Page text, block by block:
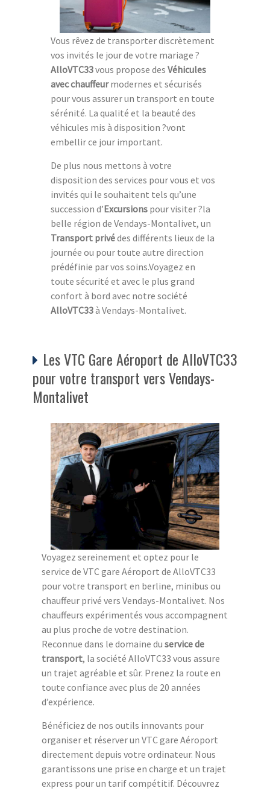
Vous rêvez de transporter discrètement
vos invités le jour de votre mariage ?
AlloVTC33vous propose des Véhicules
avec chauffeurmodernes et sécurisés
pour vous assurer un transport en toute
sérénité. La qualité et la beauté des
véhicules mis à disposition ?vont
embellir ce jour important.
De plus nous mettons à votre
disposition des services pour vous et vos
invités qui le souhaitent tels qu’une
succession d’Excursions pour visiter ?la
belle région de Vendays-Montalivet, un
Transport privédes différents lieux de la
journée ou pour toute autre direction
prédéfinie par vos soins.Voyagez en
toute sécurité et avec le plus grand
confort à bord avec notre société
AlloVTC33à Vendays-Montalivet.
Les VTC Gare Aéroport de AlloVTC33
pour votre transport vers Vendays-
Montalivet
Voyagez sereinement et optez pour le
service de VTC gare Aéroport de AlloVTC33
pour votre transport en berline, minibus ou
chauffeur privé vers Vendays-Montalivet. Nos
chauffeurs expérimentés vous accompagnent
au plus proche de votre destination.
Reconnue dans le domaine du service de
transport, la société AlloVTC33 vous assure
un trajet agréable et sûr. Prenez la route en
toute confiance avec plus de 20 années
d’expérience.
Bénéficiez de nos outils innovants pour
organiser et réserver un VTC gare Aéroport
directement depuis votre ordinateur. Nous
garantissons une prise en charge et un trajet
express pour un tarif compétitif. Découvrez